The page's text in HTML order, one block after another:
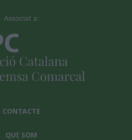
Associat a:
CONTACTE
QUI SOM